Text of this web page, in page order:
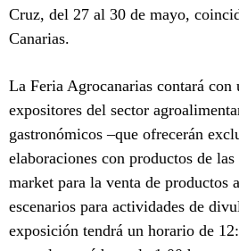
Cruz, del 27 al 30 de mayo,
Canarias.
La Feria Agrocanarias contará con
expositores del sector
gastronómicos –que ofrecerán
elaboraciones con productos de
market para la venta de productos
escenarios para actividades de
exposición tendrá un horario de